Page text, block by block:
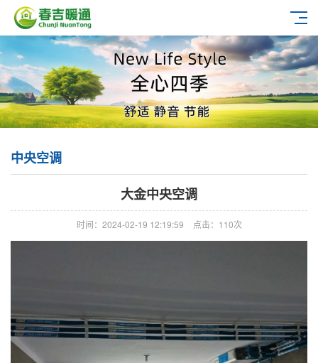
中央空调
大金中央空调
时间：2024-02-19 12:19:59 点击：110次